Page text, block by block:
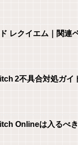
レクイエム｜関連
2不具合対処ガイ
Onlineは入るべ